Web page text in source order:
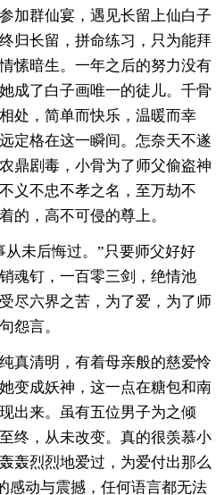
加群仙宴，遇见长留上仙白子
归长留，拼命练习，只为能拜
愫暗生。一年之后的努力没有
成了白子画唯一的徒儿。千骨
处，简单而快乐，温暖而幸
定格在这一瞬间。怎奈天不遂
鼎剧毒，小骨为了师父偷盗神
义不忠不孝之名，至万劫不
的，高不可侵的尊上。
从未后悔过。”只要师父好好
魂钉，一百零三剑，绝情池
尽六界之苦，为了爱，为了师
怨言。
真清明，有着母亲般的慈爱怜
变成妖神，这一点在糖包和南
出来。虽有五位男子为之倾
终，从未改变。真的很羡慕小
轰烈烈地爱过，为爱付出那么
感动与震撼，任何语言都无法